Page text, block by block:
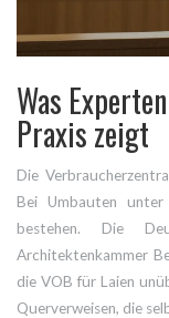
Was
Praxis zeigt
Die
Bei Umbauten
bestehen. Die
Architektenkammer
die VOB für Laien
Querverweisen, die